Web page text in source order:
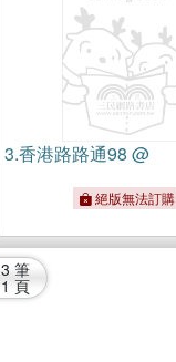
3.香港路路通98 @
絕版無法訂購
3 筆
1 頁